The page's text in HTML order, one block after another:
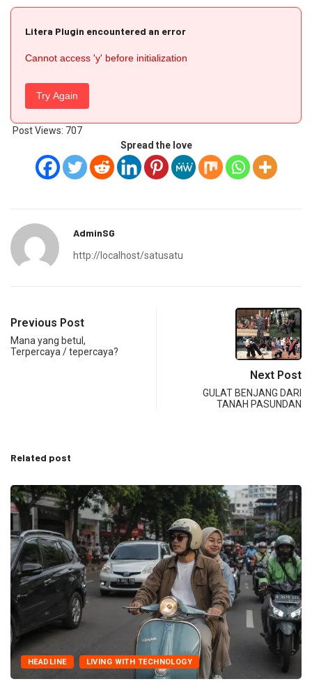
Litera Plugin encountered an error
Cannot access 'y' before initialization
Try Again
Post Views: 707
Spread the love
AdminSG
http://localhost/satusatu
Previous Post
Mana yang betul,
Terpercaya / tepercaya?
Next Post
GULAT BENJANG DARI
TANAH PASUNDAN
Related post
HEADLINE LIVING WITH TECHNOLOGY